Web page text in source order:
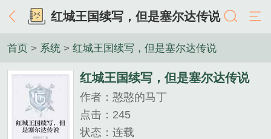
红城王国续写，但是塞尔达传说
首页 > 系统 > 红城王国续写，但是塞尔达传说
红城王国续写，但是塞尔达传说
作者：憨憨的马丁
点击：245
状态：连载